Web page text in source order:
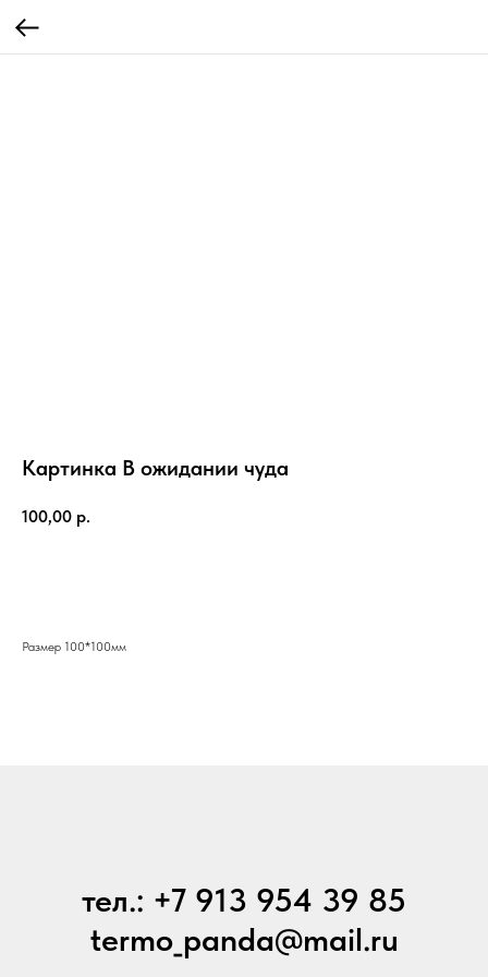
Картинка В ожидании чуда
100,00 р.
Размер 100*100мм
тел.: +7 913 954 39 85
termo_panda@mail.ru